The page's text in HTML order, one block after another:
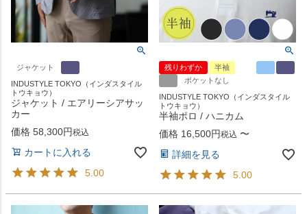
ジャケット
INDUSTYLE TOKYO（インダスタイル
トウキョウ）
ジャケット / エアリーシアサッ
カー
価格 58,300 税込
カートに入れる
5.00
残りわずか
半袖
ポケットなし
INDUSTYLE TOKYO（インダスタイル
トウキョウ）
半袖ポロ / ハニカム
価格 16,500 税込 〜
詳細を見る
5.00